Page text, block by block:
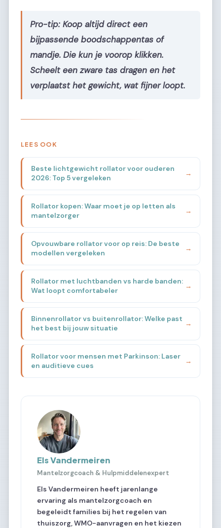
Pro-tip: Koop altijd direct een
bijpassende boodschappentas of
mandje. Die kun je voorop klikken.
Scheelt een zware tas dragen en het
verplaatst het gewicht, wat fijner loopt.
LEES OOK
Beste lichtgewicht rollator voor ouderen
2026: Top 5 vergeleken
→
Rollator kopen: Waar moet je op letten als
mantelzorger
→
Opvouwbare rollator voor op reis: De beste
modellen vergeleken
→
Rollator met luchtbanden vs harde banden:
Wat loopt comfortabeler
→
Binnenrollator vs buitenrollator: Welke past
het best bij jouw situatie
→
Rollator voor mensen met Parkinson: Laser
en auditieve cues
→
Els Vandermeiren
Mantelzorgcoach & Hulpmiddelenexpert
Els Vandermeiren heeft jarenlange
ervaring als mantelzorgcoach en
begeleidt families bij het regelen van
thuiszorg, WMO-aanvragen en het kiezen